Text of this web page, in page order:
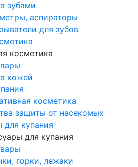
зубами
аспираторы
для зубов
косметика
кожей
косметика
защиты от насекомых
для купания
для купания
горки, лежаки